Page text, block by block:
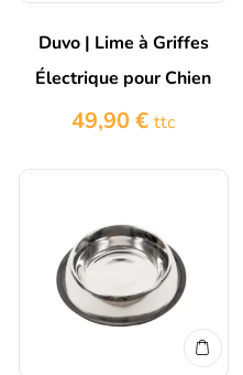
Duvo | Lime à Griffes
Électrique pour Chien
49,90€ ttc